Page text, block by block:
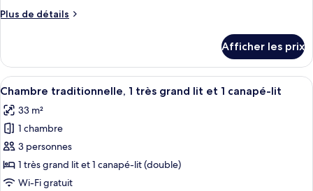
chambre :
très
grand
lit
et
1
canapé-
lit
Plus de détails
Plus
Chambre
Prestige,
1
grand
lit
canapé-
lit
Afficher les prix
Afficher
toutes
les
photos
pour
ce
type
Une chambre d’hôtel avec un grand
5
Chambre traditionnelle, 1 très grand lit et 1 canapé-lit
33 m²
1 chambre
3 personnes
1 très grand lit et 1 canapé-lit (double)
Wi-Fi gratuit